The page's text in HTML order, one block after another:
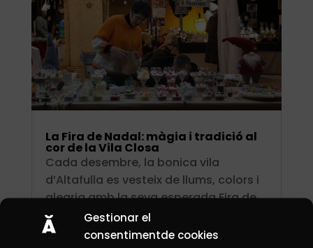
Gestionar el
consentimentde cookies
La Fira de Nadal: màgia i tradició al
cor de la Vila Closa
Cada desembre, la bonica vila
d’Altafulla es vesteix de llums, colors i
alegria amb la seva esperada Fira de
Nadal, un esdeveniment que ja s’ha
convertit en una cita imprescindible